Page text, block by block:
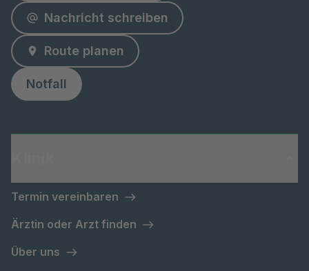
Nachricht schreiben
Route planen
Notfall
Termin vereinbaren
Ärztin oder Arzt finden
Über uns